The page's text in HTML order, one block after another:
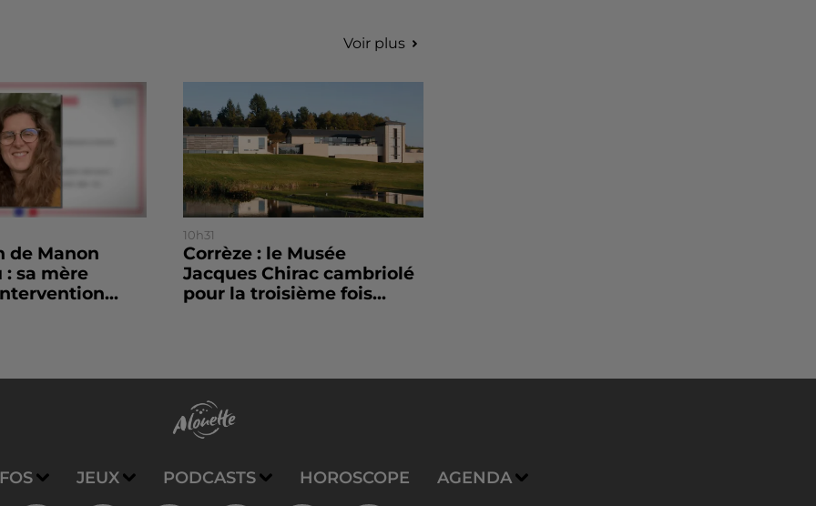
Voir plus
de Manon
: sa mère
10h31
Corrèze : le Musée
Jacques Chirac cambriolé
pour la troisième fois...
JEUX PODCASTS HOROSCOPE AGENDA